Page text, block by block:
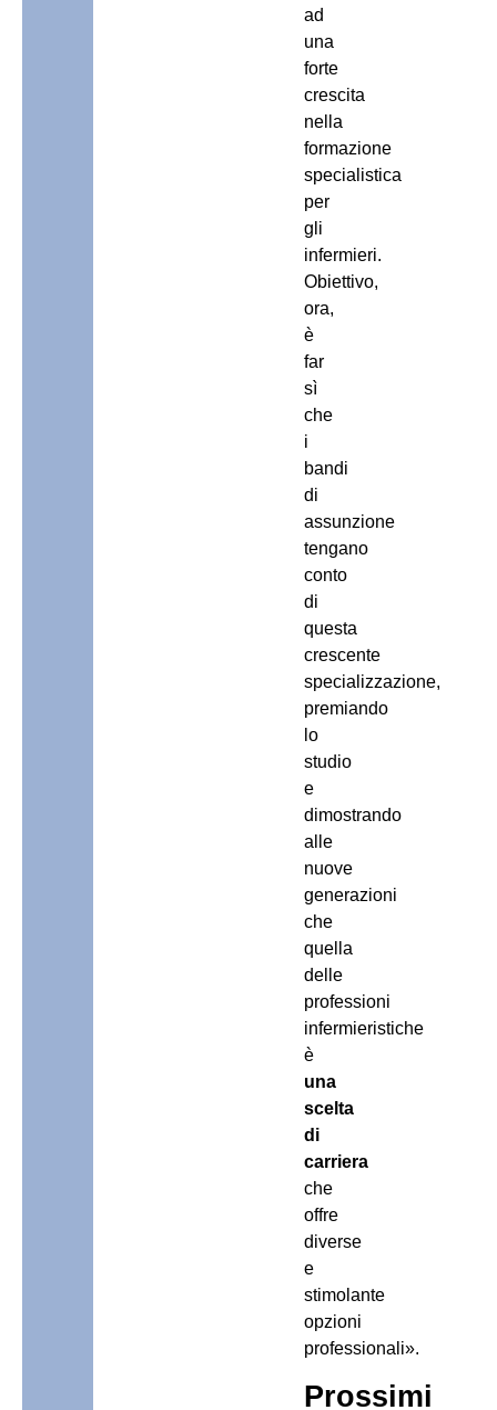
ad
una
forte
crescita
nella
formazione
specialistica
per
gli
infermieri.
Obiettivo,
ora,
è
far
sì
che
i
bandi
di
assunzione
tengano
conto
di
questa
crescente
specializzazione,
premiando
lo
studio
e
dimostrando
alle
nuove
generazioni
che
quella
delle
professioni
infermieristiche
è
una
scelta
di
carriera
che
offre
diverse
e
stimolante
opzioni
professionali».
Prossimi